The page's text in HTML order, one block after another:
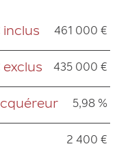
inclus 461 000 €
exclus 435 000 €
5,98 %
2 400 €